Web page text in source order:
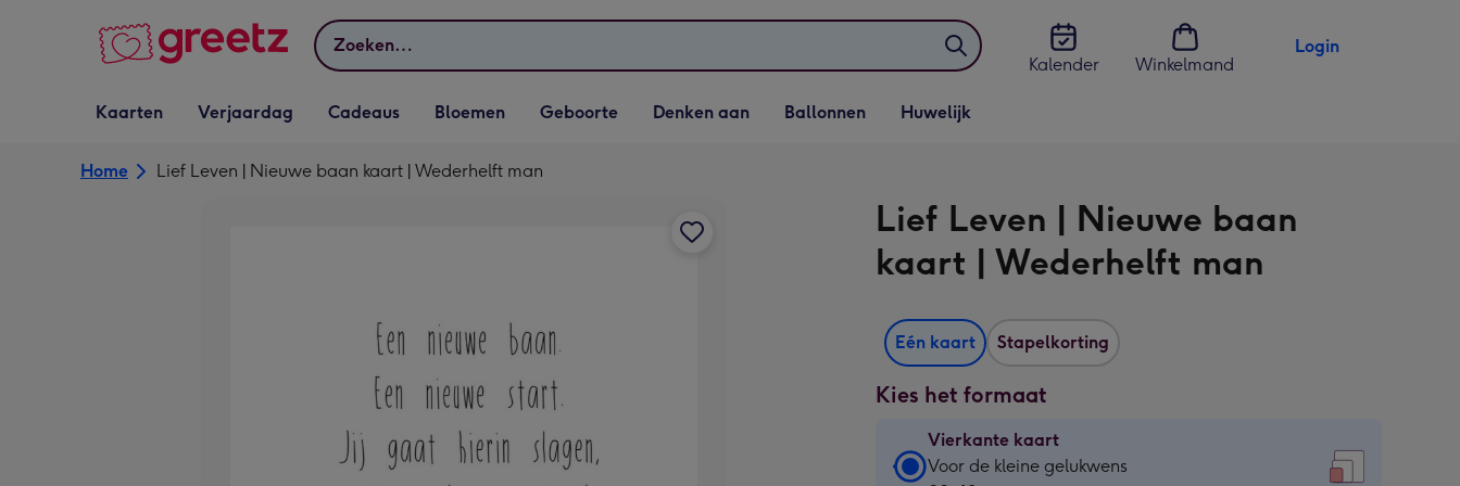
Zoeken
Kalender
Winkelmand
Login
Vervolgkeuzelijst
Kaarten openen
Kaarten
Vervolgkeuzelijst
Verjaardag openen
Verjaardag
Vervolgkeuzelijst
Cadeaus openen
Cadeaus
Vervolgkeuzelijst
Bloemen openen
Bloemen
Vervolgkeuzelijst
Geboorte openen
Geboorte
Vervolgkeuzelijst
Denken aan openen
Denken aan
Vervolgkeuzelijst
Ballonnen openen
Ballonnen
Vervolgkeuzelijst
Huwelijk openen
Huwelijk
Home Lief Leven | Nieuwe baan kaart | Wederhelft man
Lief Leven | Nieuwe baan
kaart | Wederhelft man
Eén kaart Stapelkorting
Kies het formaat
Vierkante kaart
Vierkante
Voor de kleine gelukwens